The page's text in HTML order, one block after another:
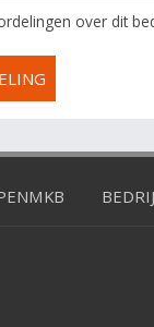
over dit